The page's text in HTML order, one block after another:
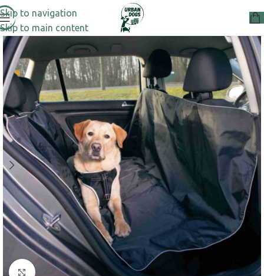
Skip to navigation
Skip to main content
Μεγέθυνση